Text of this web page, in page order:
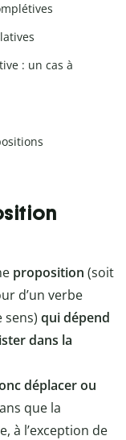
: un cas à
proposition (soit
d’un verbe
qui dépend
dans la
déplacer ou
que la
à l’exception de